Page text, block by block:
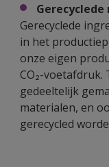
Gerecyclede
in het
onze eigen
CO₂-voetafdruk.
gedeeltelijk
materialen, en
gerecycled